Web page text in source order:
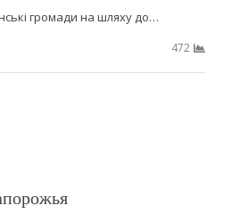
громади на шляху до…
472